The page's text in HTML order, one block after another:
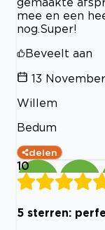
mee en een
nog.Super!
Beveelt aan
13
Willem
Bedum
delen
10
5 sterren: